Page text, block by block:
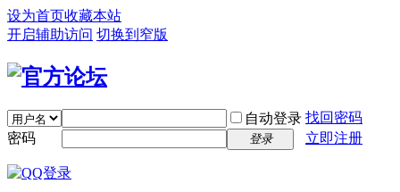
设为首页收藏本站
开启辅助访问 切换到窄版
自动登录 找回密码
密码
登录 立即注册